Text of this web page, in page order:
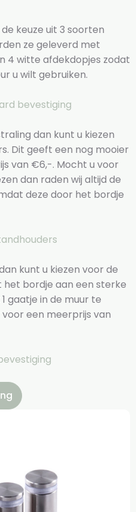
keuze uit 3 soorten
ze geleverd met
4 witte afdekdopjes zodat
u wilt gebruiken.
bevestiging
dan kunt u kiezen
Dit geeft een nog mooier
van €6,-. Mocht u voor
dan raden wij altijd de
deze door het bordje
kunt u kiezen voor de
het bordje aan een sterke
gaatje in de muur te
een meerprijs van